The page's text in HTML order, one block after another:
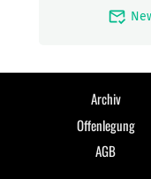
mark_email_read
Archiv
Offenlegung
AGB